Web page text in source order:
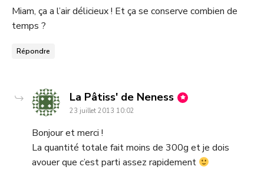
Miam, ça a l’air délicieux ! Et ça se conserve combien de
temps ?
Répondre
La Pâtiss' de Neness
dit
23 juillet 2013 10:02
Bonjour et merci !
La quantité totale fait moins de 300g et je dois
avouer que c’est parti assez rapidement